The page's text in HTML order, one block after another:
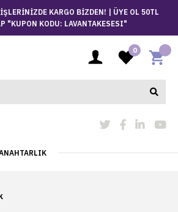
KARGO BİZDEN! | ÜYE OL 50TL
"KUPON KODU: LAVANTAKESESI"
0